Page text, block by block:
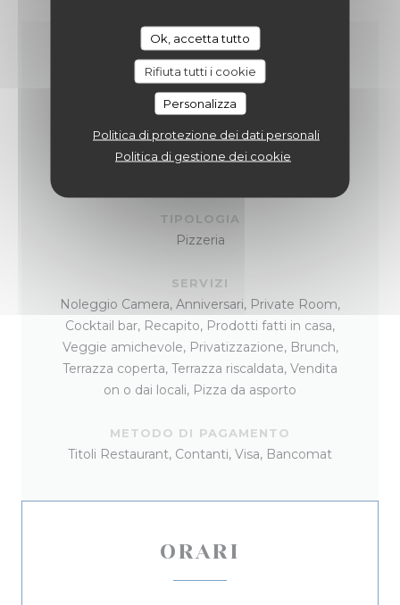
Ok, accetta tutto
Rifiuta tutti i cookie
Personalizza
Politica di protezione dei dati personali
Politica di gestione dei cookie
INFORMAZIONI
PRATICHE
CUCINA
TIPOLOGIA
Pizzeria
SERVIZI
Noleggio Camera, Anniversari, Private Room,
Cocktail bar, Recapito, Prodotti fatti in casa,
Veggie amichevole, Privatizzazione, Brunch,
Terrazza coperta, Terrazza riscaldata, Vendita
on o dai locali, Pizza da asporto
METODO DI PAGAMENTO
Titoli Restaurant, Contanti, Visa, Bancomat
ORARI